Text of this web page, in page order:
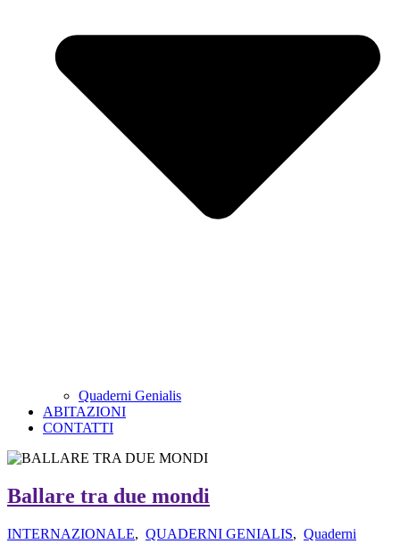
Quaderni Genialis
ABITAZIONI
CONTATTI
Ballare tra due mondi
INTERNAZIONALE, QUADERNI GENIALIS, Quaderni